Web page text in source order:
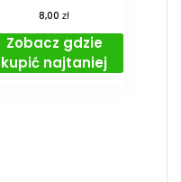
8,00zł
Zobacz gdzie
kupić najtaniej